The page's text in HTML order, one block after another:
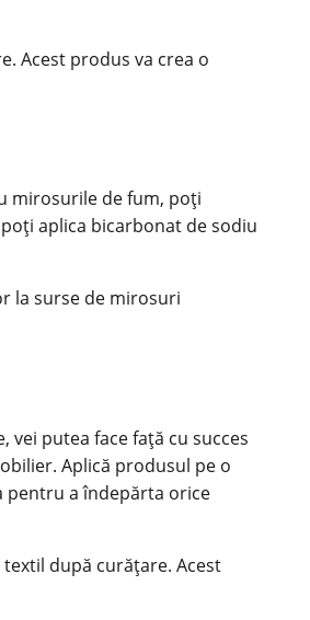
Acest produs va crea o
mirosurile de fum, poți
aplica bicarbonat de sodiu
la surse de mirosuri
putea face față cu succes
Aplică produsul pe o
pentru a îndepărta orice
după curățare. Acest